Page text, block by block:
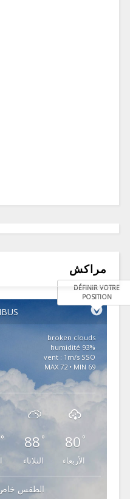
مراكش
DÉFINIR VOTRE
POSITION
broken clouds
93% humidité
vent : 1m/s SSO
MAX 72 • MIN 69
° 88 °
الثلاثاء
80 °
الأربعاء
الطقس